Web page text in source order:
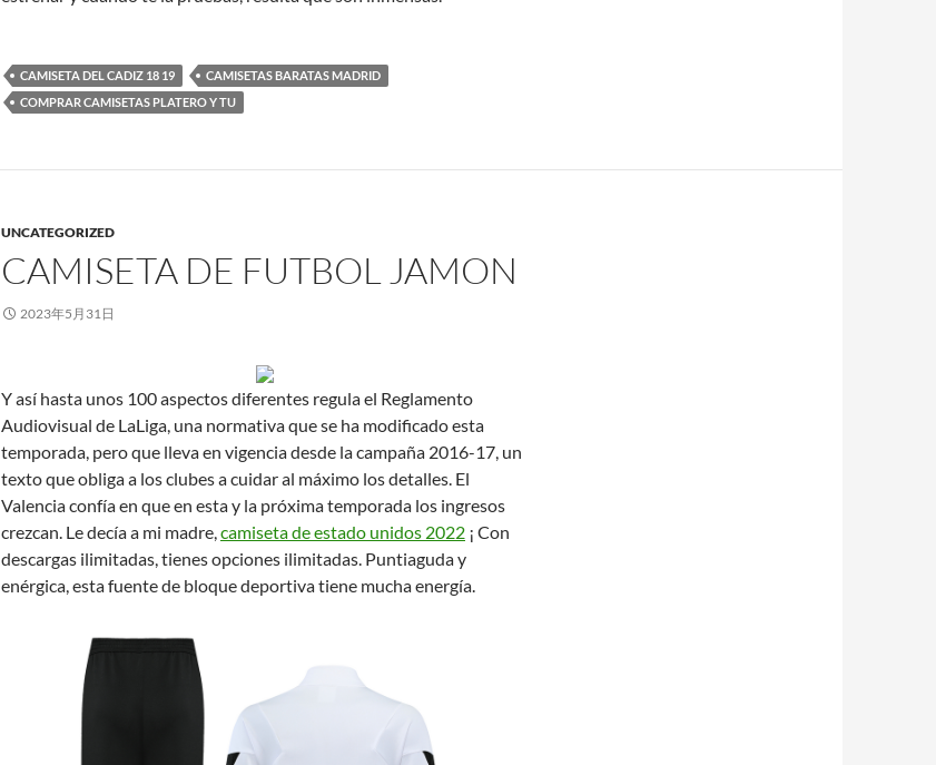
CAMISETA DEL CADIZ 18 19
CAMISETAS BARATAS MADRID
COMPRAR CAMISETAS PLATERO Y TU
UNCATEGORIZED
CAMISETA DE FUTBOL JAMON
2023年5月31日
Y así hasta unos 100 aspectos diferentes regula el Reglamento
Audiovisual de LaLiga, una normativa que se ha modificado esta
temporada, pero que lleva en vigencia desde la campaña 2016-17, un
texto que obliga a los clubes a cuidar al máximo los detalles. El
Valencia confía en que en esta y la próxima temporada los ingresos
crezcan. Le decía a mi madre,camiseta de estado unidos 2022 ¡ Con
descargas ilimitadas, tienes opciones ilimitadas. Puntiaguda y
enérgica, esta fuente de bloque deportiva tiene mucha energía.